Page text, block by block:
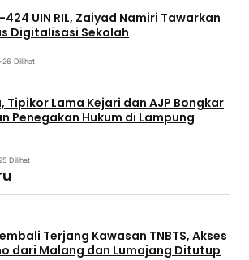
UIN RIL, Zaiyad Namiri Tawarkan
Digitalisasi Sekolah
•26 Dilihat
Tipikor Lama Kejari dan AJP Bongkar
Penegakan Hukum di Lampung
Dilihat
Terjang Kawasan TNBTS, Akses
dari Malang dan Lumajang Ditutup